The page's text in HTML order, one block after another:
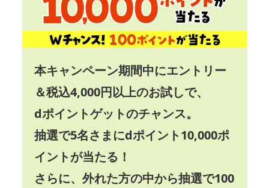
本キャンペーン期間中にエントリー
＆税込4,000円以上のお試しで、
dポイントゲットのチャンス。
抽選で5名さまにdポイント10,000ポ
イントが当たる！
さらに、外れた方の中から抽選で100